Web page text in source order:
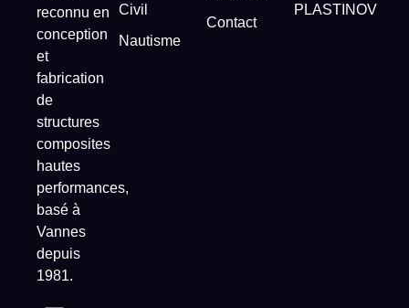
reconnu en
conception
et
fabrication
de
structures
composites
hautes
performances,
basé à
Vannes
depuis
1981.
Civil
Nautisme
Contact
PLASTINOV